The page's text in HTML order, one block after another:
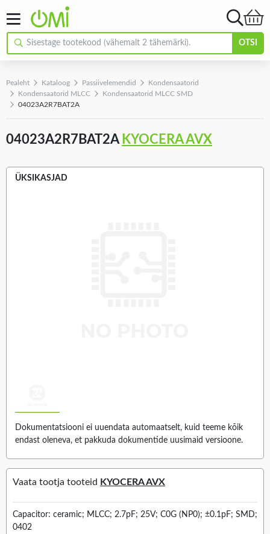
OTSI
Pealeht Kataloog Passiivelemendid
Kondensaatorid
Kondensaatorid MLCC
Kondensaatorid MLCC SMD
04023A2R7BAT2A
04023A2R7BAT2A KYOCERA AVX
ÜKSIKASJAD
Dokumentatsiooni ei uuendata automaatselt, kuid teeme kõik
endast oleneva, et pakkuda dokumentide uusimaid versioone.
Vaata tootja tooteid KYOCERA AVX
Capacitor: ceramic; MLCC; 2.7pF; 25V; C0G (NP0); ±0.1pF; SMD;
0402